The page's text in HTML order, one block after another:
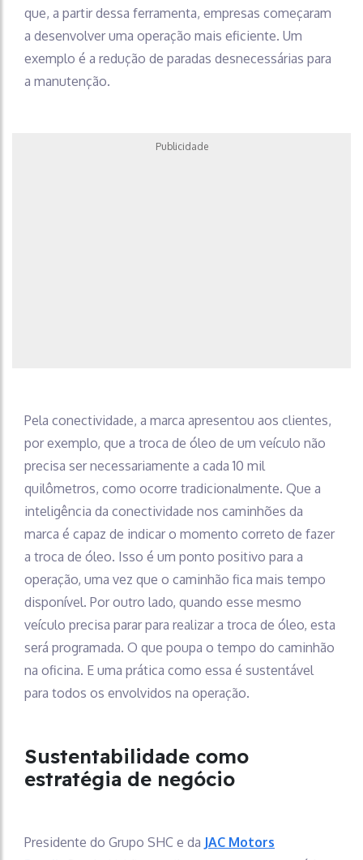
que, a partir dessa ferramenta, empresas começaram
a desenvolver uma operação mais eficiente. Um
exemplo é a redução de paradas desnecessárias para
a manutenção.
Publicidade
Pela conectividade, a marca apresentou aos clientes,
por exemplo, que a troca de óleo de um veículo não
precisa ser necessariamente a cada 10 mil
quilômetros, como ocorre tradicionalmente. Que a
inteligência da conectividade nos caminhões da
marca é capaz de indicar o momento correto de fazer
a troca de óleo. Isso é um ponto positivo para a
operação, uma vez que o caminhão fica mais tempo
disponível. Por outro lado, quando esse mesmo
veículo precisa parar para realizar a troca de óleo, esta
será programada. O que poupa o tempo do caminhão
na oficina. E uma prática como essa é sustentável
para todos os envolvidos na operação.
Sustentabilidade como
estratégia de negócio
Presidente do Grupo SHC e da JAC Motors